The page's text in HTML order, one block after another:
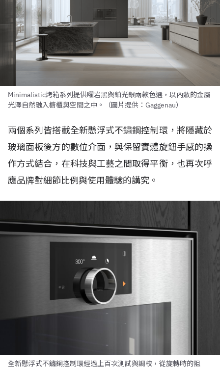
Minimalistic烤箱系列提供曜岩黑與鉑光銀兩款色選，以內斂的金屬
光澤自然融入櫥櫃與空間之中。（圖片提供：Gaggenau）
兩個系列皆搭載全新懸浮式不鏽鋼控制環，將隱藏於
玻璃面板後方的數位介面，與保留實體旋鈕手感的操
作方式結合，在科技與工藝之間取得平衡，也再次呼
應品牌對細節比例與使用體驗的講究。
全新懸浮式不鏽鋼控制環經過上百次測試與調校，從旋轉時的阻